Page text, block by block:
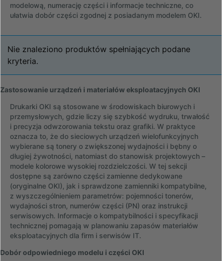
modelową, numerację części i informacje techniczne, co
ułatwia dobór części zgodnej z posiadanym modelem OKI.
Nie znaleziono produktów spełniających podane
kryteria.
Zastosowanie urządzeń i materiałów eksploatacyjnych OKI
Drukarki OKI są stosowane w środowiskach biurowych i
przemysłowych, gdzie liczy się szybkość wydruku, trwałość
i precyzja odwzorowania tekstu oraz grafiki. W praktyce
oznacza to, że do sieciowych urządzeń wielofunkcyjnych
wybierane są tonery o zwiększonej wydajności i bębny o
długiej żywotności, natomiast do stanowisk projektowych –
modele kolorowe wysokiej rozdzielczości. W tej sekcji
dostępne są zarówno części zamienne dedykowane
(oryginalne OKI), jak i sprawdzone zamienniki kompatybilne,
z wyszczególnieniem parametrów: pojemności tonerów,
wydajności stron, numerów części (PN) oraz instrukcji
serwisowych. Informacje o kompatybilności i specyfikacji
technicznej pomagają w planowaniu zapasów materiałów
eksploatacyjnych dla firm i serwisów IT.
Dobór odpowiedniego modelu i części OKI